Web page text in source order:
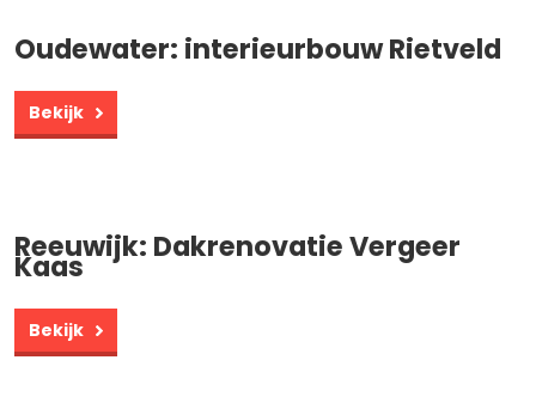
Oudewater: interieurbouw Rietveld
Bekijk
Reeuwijk: Dakrenovatie Vergeer
Kaas
Bekijk